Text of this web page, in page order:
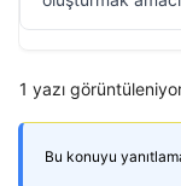
1 yazı
Bu konuyu